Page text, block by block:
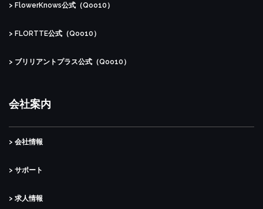
> FlowerKnows公式（Qoo10）
> FLORTTE公式（Qoo10）
> ブリリアントプラス公式（Qoo10）
会社案内
> 会社情報
> サポート
> 求人情報